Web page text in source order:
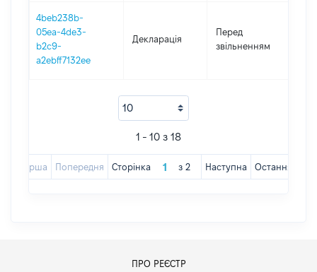
4beb238b-
05ea-4de3-
b2c9-
a2ebff7132ee
Декларація
Перед
звільненням
1 - 10 з 18
Перша Попередня Сторінка з 2 Наступна Остання
ПРО РЕЄСТР